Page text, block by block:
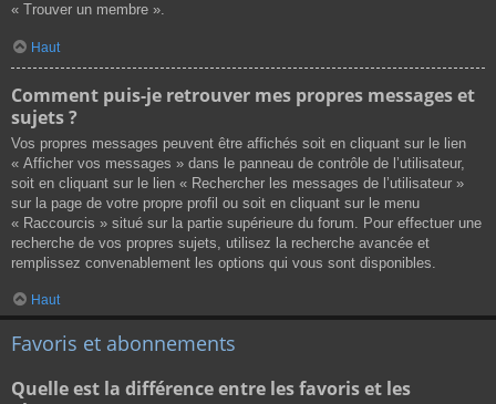
« Trouver un membre ».
Haut
Comment puis-je retrouver mes propres messages et
sujets ?
Vos propres messages peuvent être affichés soit en cliquant sur le lien
« Afficher vos messages » dans le panneau de contrôle de l’utilisateur,
soit en cliquant sur le lien « Rechercher les messages de l’utilisateur »
sur la page de votre propre profil ou soit en cliquant sur le menu
« Raccourcis » situé sur la partie supérieure du forum. Pour effectuer une
recherche de vos propres sujets, utilisez la recherche avancée et
remplissez convenablement les options qui vous sont disponibles.
Haut
Favoris et abonnements
Quelle est la différence entre les favoris et les